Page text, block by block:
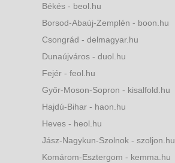
Békés - beol.hu
Borsod-Abaúj-Zemplén - boon.hu
Csongrád - delmagyar.hu
Dunaújváros - duol.hu
Fejér - feol.hu
Győr-Moson-Sopron - kisalfold.hu
Hajdú-Bihar - haon.hu
Heves - heol.hu
Jász-Nagykun-Szolnok - szoljon.hu
Komárom-Esztergom - kemma.hu